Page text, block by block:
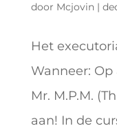
door Mcjovin|
Het
Wanneer: Op
Mr. M.P.M.
aan! In de